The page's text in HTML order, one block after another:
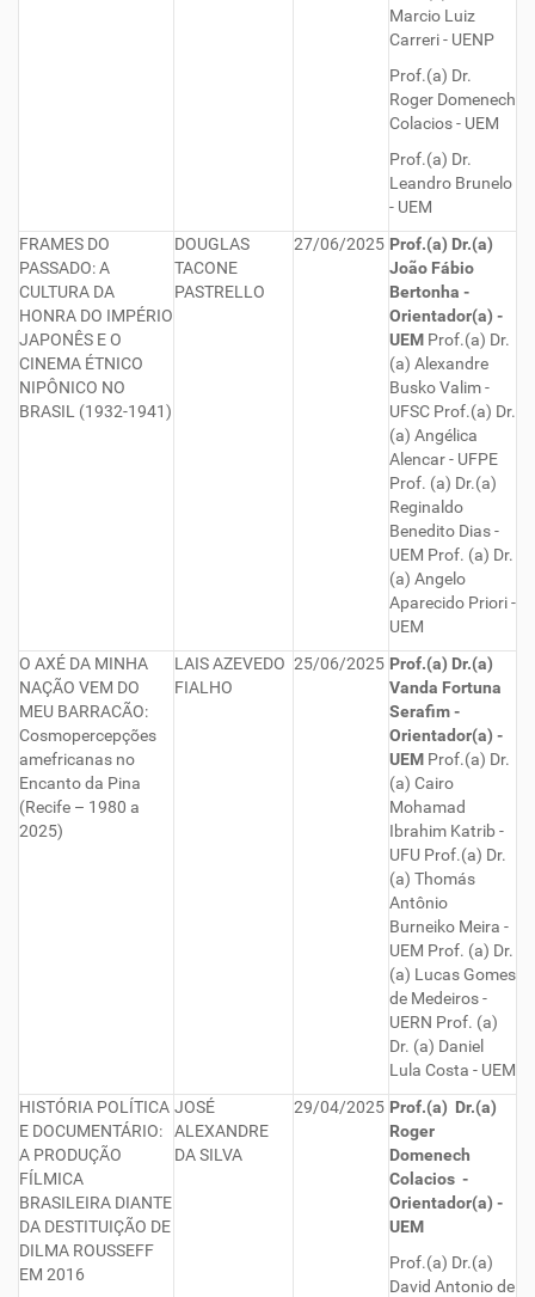
Marcio Luiz
Carreri - UENP
Prof.(a) Dr.
Roger Domenech
Colacios - UEM
Prof.(a) Dr.
Leandro Brunelo
- UEM
FRAMES DO
PASSADO: A
CULTURA DA
HONRA DO IMPÉRIO
JAPONÊS E O
CINEMA ÉTNICO
NIPÔNICO NO
BRASIL (1932-1941)
DOUGLAS
TACONE
PASTRELLO
27/06/2025 Prof.(a) Dr.(a)
João Fábio
Bertonha -
Orientador(a) -
UEM Prof.(a) Dr.
(a) Alexandre
Busko Valim -
UFSC Prof.(a) Dr.
(a) Angélica
Alencar - UFPE
Prof. (a) Dr.(a)
Reginaldo
Benedito Dias -
UEM Prof. (a) Dr.
(a) Angelo
Aparecido Priori -
UEM
O AXÉ DA MINHA
NAÇÃO VEM DO
MEU BARRACÃO:
Cosmopercepções
amefricanas no
Encanto da Pina
(Recife – 1980 a
2025)
LAIS AZEVEDO
FIALHO
25/06/2025 Prof.(a) Dr.(a)
Vanda Fortuna
Serafim -
Orientador(a) -
UEM Prof.(a) Dr.
(a) Cairo
Mohamad
Ibrahim Katrib -
UFU Prof.(a) Dr.
(a) Thomás
Antônio
Burneiko Meira -
UEM Prof. (a) Dr.
(a) Lucas Gomes
de Medeiros -
UERN Prof. (a)
Dr. (a) Daniel
Lula Costa - UEM
HISTÓRIA POLÍTICA
E DOCUMENTÁRIO:
A PRODUÇÃO
FÍLMICA
BRASILEIRA DIANTE
DA DESTITUIÇÃO DE
DILMA ROUSSEFF
EM 2016
JOSÉ
ALEXANDRE
DA SILVA
29/04/2025 Prof.(a) Dr.(a)
Roger
Domenech
Colacios -
Orientador(a) -
UEM
Prof.(a) Dr.(a)
David Antonio de